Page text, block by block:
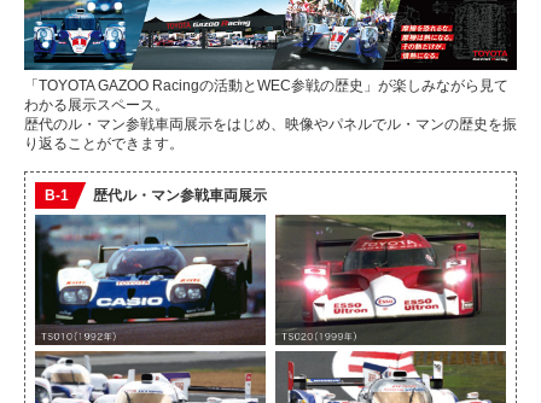
「TOYOTA GAZOO Racingの活動とWEC参戦の歴史」が楽しみながら見て
わかる展示スペース。
歴代のル・マン参戦車両展示をはじめ、映像やパネルでル・マンの歴史を振
り返ることができます。
B-1 歴代ル・マン参戦車両展示